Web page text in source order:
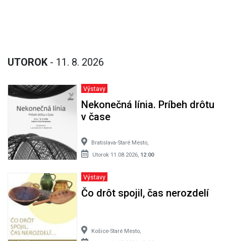
UTOROK - 11. 8. 2026
Výstavy
Nekonečná línia. Príbeh drôtu
v čase
Bratislava-Staré Mesto,
Utorok 11.08.2026, 12:00
Výstavy
Čo drôt spojil, čas nerozdelí
Košice-Staré Mesto,